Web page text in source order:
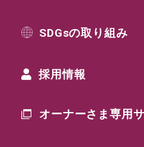
SDGsの取り組み
採用情報
オーナーさま専用